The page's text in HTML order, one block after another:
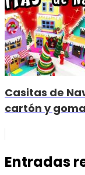
Casitas de
cartón y
Entradas